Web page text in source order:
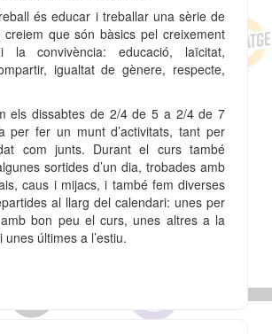
és educar i treballar una sèrie de
creiem que són bàsics pel creixement
la convivència: educació, laïcitat,
igualtat de gènere, respecte,
els dissabtes de 2/4 de 5 a 2/4 de 7
per fer un munt d’activitats, tant per
com junts. Durant el curs també
sortides d’un dia, trobades amb
caus i mijacs, i també fem diverses
al llarg del calendari: unes per
bon peu el curs, unes altres a la
últimes a l’estiu.